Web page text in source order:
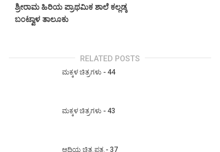
ಶ್ರೀರಾಮ ಹಿರಿಯ ಪ್ರಾಥಮಿಕ ಶಾಲೆ ಕಲ್ಲಡ್ಕ
ಬಂಟ್ವಾಳ ತಾಲೂಕು
RELATED POSTS
ಮಕ್ಕಳ ಚಿತ್ರಗಳು - 44
ಮಕ್ಕಳ ಚಿತ್ರಗಳು - 43
ಆದಿಯ ಚಿತ್ರ ಪತ್ರ - 37